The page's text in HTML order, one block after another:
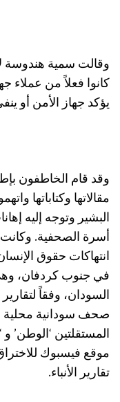
وقالت سمية هندوسة
كانوا فعلاً من عملاء
يؤكد جهاز الأمن أو
وقد قام الخاطفون
مقالاتها وكتاباتها
البشير وتوجه إليه
أسرة الصحفية.
انتهاكات حقوق
في جنوب كردفان،
السودان، وفقاً
صحف سودانية محلية
المستقلتين ‘الوطن’
موقع فيسبوك
تقارير الأنباء.